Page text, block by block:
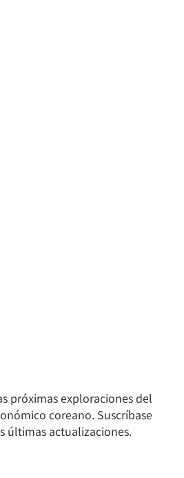
próximas exploraciones del
coreano. Suscríbase
últimas actualizaciones.